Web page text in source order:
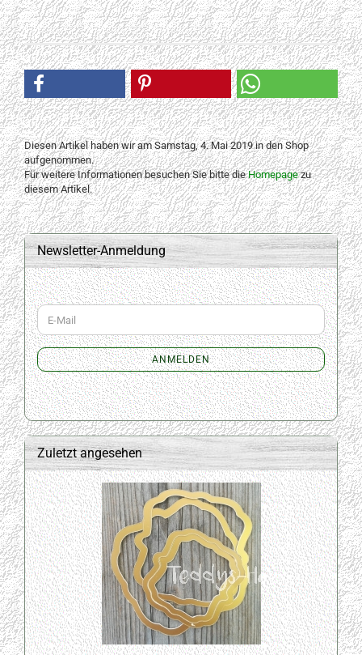
Diesen Artikel haben wir am Samstag, 4. Mai 2019 in den Shop
aufgenommen.
Für weitere Informationen besuchen Sie bitte dieHomepagezu
diesem Artikel.
Newsletter-Anmeldung
WEITER
ZUR
NEWSLETTER-
ANMELDUNG
E-
Mail
ANMELDEN
Zuletzt angesehen